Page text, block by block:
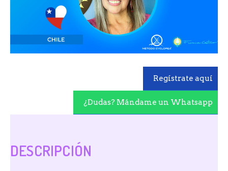
Regístrate aquí
¿Dudas? Mándame un Whatsapp
DESCRIPCIÓN